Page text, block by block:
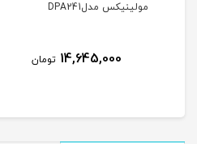
مولینیکس مدلDPA241
14,645,000 تومان